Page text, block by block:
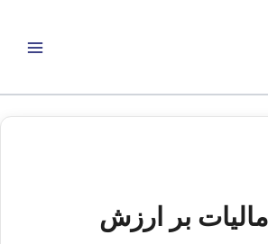
بر ارزش